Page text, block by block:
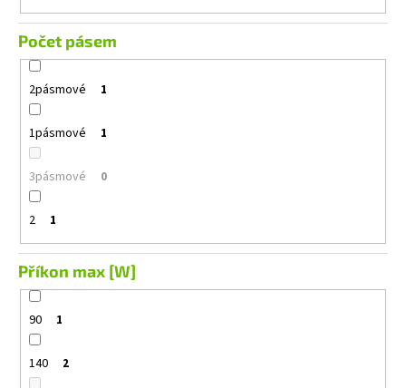
Počet pásem
2pásmové 1
1pásmové 1
3pásmové 0
2 1
Příkon max [W]
90 1
140 2